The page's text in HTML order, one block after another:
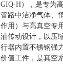
GIQ-H），是专为
管路中洁净气体、
作用）与高真空专
油传动设计，以压
行器内置不锈钢强
价值工件，是真空